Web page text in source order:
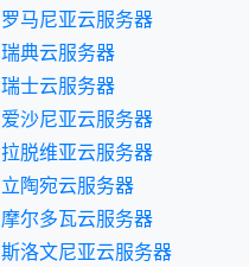
罗马尼亚云服务器
瑞典云服务器
瑞士云服务器
爱沙尼亚云服务器
拉脱维亚云服务器
立陶宛云服务器
摩尔多瓦云服务器
斯洛文尼亚云服务器